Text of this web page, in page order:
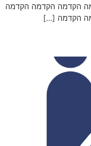
הקדמה הקדמה הקדמה
הקדמה […]